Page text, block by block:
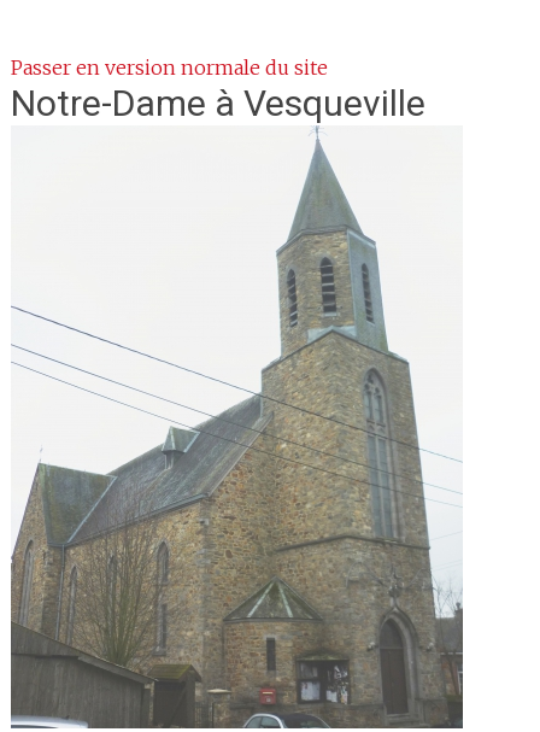
Passer en version normale du site
Notre-Dame à Vesqueville